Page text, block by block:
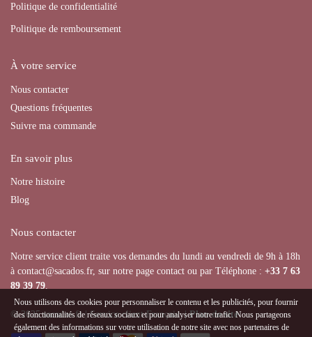
Politique de confidentialité
Politique de remboursement
À votre service
Nous contacter
Questions fréquentes
Suivre ma commande
En savoir plus
Notre histoire
Blog
Nous contacter
Notre service client traite vos demandes du lundi au vendredi de 9h à 18h
à contact@sacados.fr, sur notre page contact ou par Téléphone : +33 7 63
89 39 79
© 2025 sacados.fr | Service client Français |Plan de site
Nous utilisons des cookies pour personnaliser le contenu et les publicités, pour fournir
des fonctionnalités de réseaux sociaux et pour analyser notre trafic. Nous partageons
également des informations sur votre utilisation de notre site avec nos partenaires de